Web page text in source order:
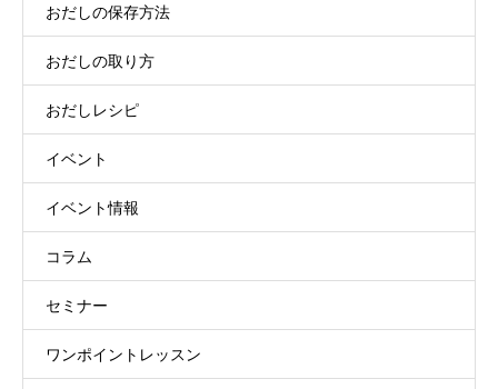
おだしの保存方法
おだしの取り方
おだしレシピ
イベント
イベント情報
コラム
セミナー
ワンポイントレッスン